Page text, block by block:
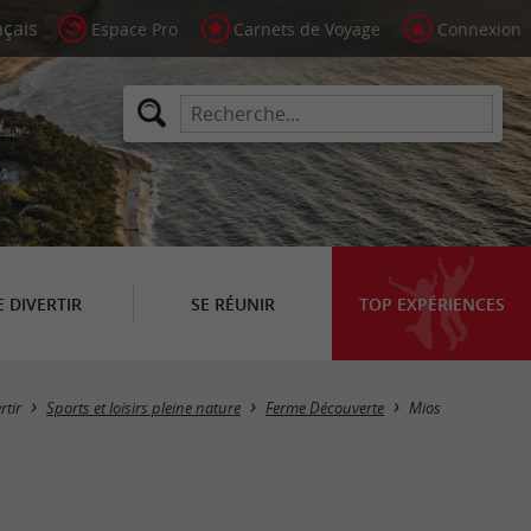
Espace Pro Carnets de Voyage Connexion
DIVERTIR SE RÉUNIR TOP EXPÉRIENCES
Masquer la carte
Sports et loisirs pleine nature Ferme Découverte Mios